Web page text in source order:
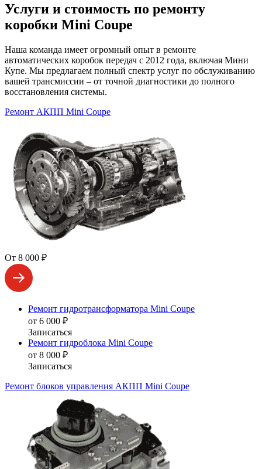
Услуги и стоимость по ремонту
коробки Mini Coupe
Наша команда имеет огромный опыт в ремонте
автоматических коробок передач с 2012 года, включая Мини
Купе. Мы предлагаем полный спектр услуг по обслуживанию
вашей трансмиссии – от точной диагностики до полного
восстановления системы.
Ремонт АКПП Mini Coupe
От 8 000 ₽
Ремонт гидротрансформатора Mini Coupe
от 6 000 ₽
Записаться
Ремонт гидроблока Mini Coupe
от 8 000 ₽
Записаться
Ремонт блоков управления АКПП Mini Coupe